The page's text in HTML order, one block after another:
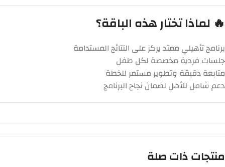
🔥 لماذا تختار هذه الباقة؟
برنامج تأهيلي ممتد يركز على النتائج المستدامة
جلسات فردية مخصصة لكل طفل
متابعة دقيقة وتطوير مستمر للخطة
دعم شامل للأهل لضمان نجاح البرنامج
منتجات ذات صلة